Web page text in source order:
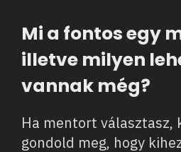
Mi a fontos egy
illetve milyen
vannak még?
Ha mentort választasz,
gondold meg, hogy